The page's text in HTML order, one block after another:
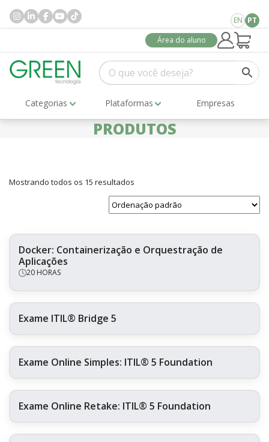
EN PT
Área do aluno
Categorias Plataformas Empresas
PRODUTOS
Mostrando todos os 15 resultados
Docker: Containerização e Orquestração de
Aplicações
20 HORAS
Exame ITIL® Bridge 5
Exame Online Simples: ITIL® 5 Foundation
Exame Online Retake: ITIL® 5 Foundation